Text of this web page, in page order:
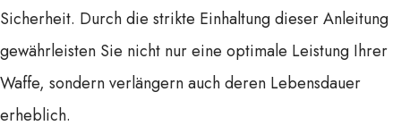
Sicherheit. Durch die strikte Einhaltung dieser Anleitung
gewährleisten Sie nicht nur eine optimale Leistung Ihrer
Waffe, sondern verlängern auch deren Lebensdauer
erheblich.